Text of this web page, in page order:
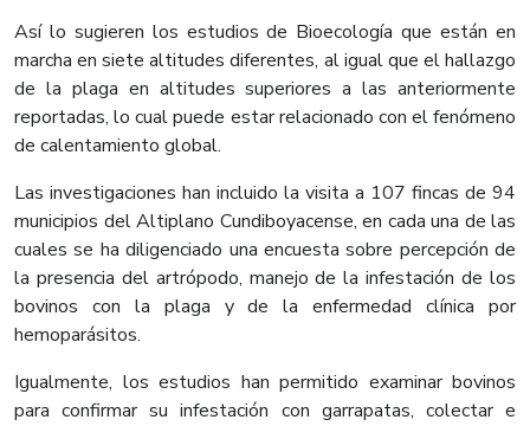
Así lo sugieren los estudios de Bioecología que están en
marcha en siete altitudes diferentes, al igual que el hallazgo
de la plaga en altitudes superiores a las anteriormente
reportadas, lo cual puede estar relacionado con el fenómeno
de calentamiento global.
Las investigaciones han incluido la visita a 107 fincas de 94
municipios del Altiplano Cundiboyacense, en cada una de las
cuales se ha diligenciado una encuesta sobre percepción de
la presencia del artrópodo, manejo de la infestación de los
bovinos con la plaga y de la enfermedad clínica por
hemoparásitos.
Igualmente, los estudios han permitido examinar bovinos
para confirmar su infestación con garrapatas, colectar e